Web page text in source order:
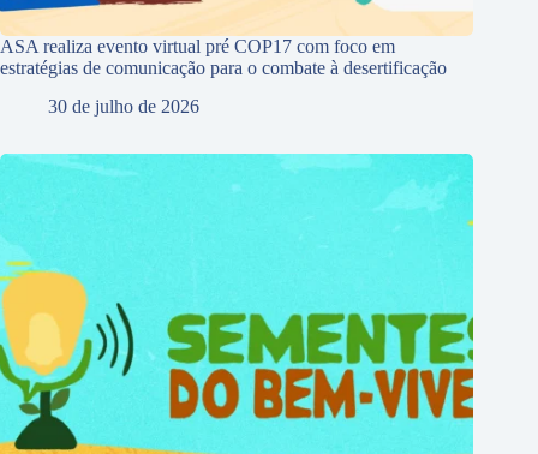
ASA realiza evento virtual pré COP17 com foco em
estratégias de comunicação para o combate à desertificação
30 de julho de 2026